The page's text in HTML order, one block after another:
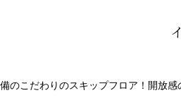
のこだわりのスキップフロア！開放